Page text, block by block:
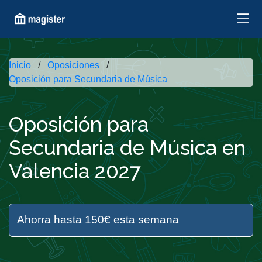
Inicio
Oposiciones
Oposición para Secundaria de Música
Oposición para
Secundaria de Música en
Valencia 2027
Ahorra hasta 150€ esta semana